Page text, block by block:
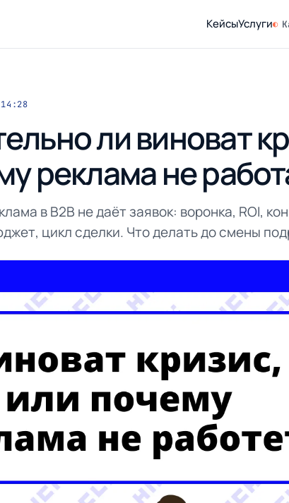
КейсыУслуги
ли виноват
реклама не
в B2B не даёт заявок: воронка, ROI,
цикл сделки. Что делать до смены